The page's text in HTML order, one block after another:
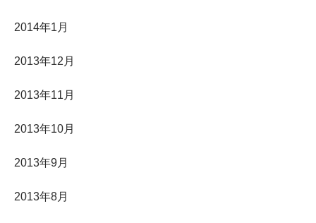
2014年1月
2013年12月
2013年11月
2013年10月
2013年9月
2013年8月